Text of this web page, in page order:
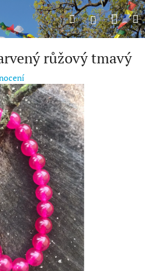
HledatPřihlášení
růžový tmavý